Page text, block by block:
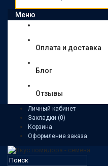
Меню
Оплата и доставка
Блог
Отзывы
Личный кабинет
Закладки (0)
Корзина
Оформление заказа